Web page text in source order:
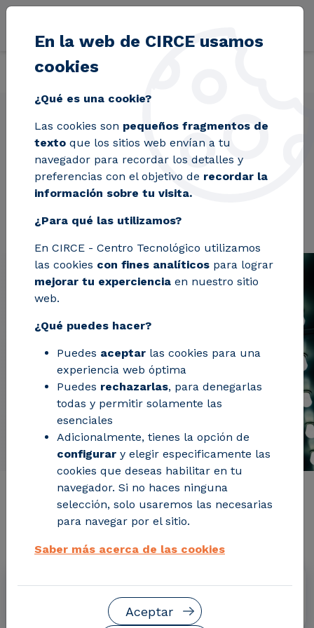
Pasar al contenido principal
Proyectos
IdEAS
Información de interés del
proyecto
Fechas
Abril 2016 - Junio 2019
En la web de CIRCE usamos
cookies
¿Qué es una cookie?
Las cookies son pequeños fragmentos de
texto que los sitios web envían a tu
navegador para recordar los detalles y
preferencias con el objetivo de recordar la
información sobre tu visita.
¿Para qué las utilizamos?
En CIRCE - Centro Tecnológico utilizamos
las cookies con fines analíticos para lograr
mejorar tu experciencia en nuestro sitio
web.
¿Qué puedes hacer?
Puedes aceptar las cookies para una
experiencia web óptima
Puedes rechazarlas, para denegarlas
todas y permitir solamente las
esenciales
Adicionalmente, tienes la opción de
configurar y elegir especificamente las
cookies que deseas habilitar en tu
navegador. Si no haces ninguna
selección, solo usaremos las necesarias
para navegar por el sitio.
Saber más acerca de las cookies
Aceptar